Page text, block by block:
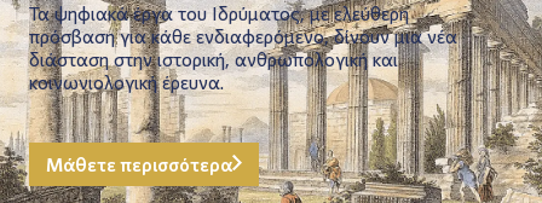
Τα ψηφιακά έργα του Ιδρύματος, με ελεύθερη
πρόσβαση για κάθε ενδιαφερόμενο, δίνουν μια νέα
διάσταση στην ιστορική, ανθρωπολογική και
κοινωνιολογική έρευνα.
Μάθετε περισσότερα